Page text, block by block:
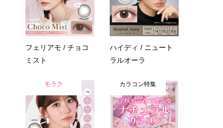
フェリアモ / チョコ
ミスト
ハイディ / ニュート
ラルオーラ
モラク カラコン特集